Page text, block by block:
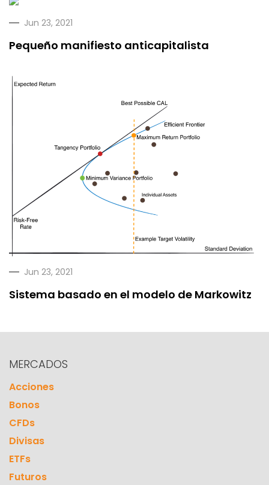
Jun 23, 2021
Pequeño manifiesto anticapitalista
Jun 23, 2021
Sistema basado en el modelo de Markowitz
MERCADOS
Acciones
Bonos
CFDs
Divisas
ETFs
Futuros